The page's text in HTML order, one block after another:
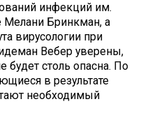
инфекций им.
Мелани Бринкман, а
вирусологии при
Вебер уверены,
будет столь опасна. По
в результате
необходимый